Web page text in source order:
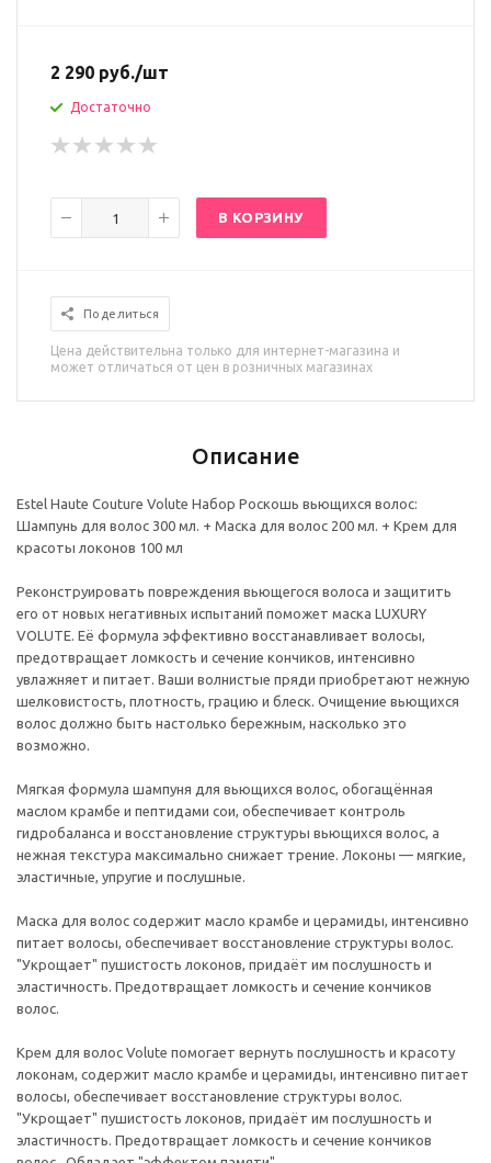
2 290 руб./шт
Достаточно
В КОРЗИНУ
Поделиться
Цена действительна только для интернет-магазина и
может отличаться от цен в розничных магазинах
Описание
Estel Haute Couture Volute Набор Роскошь вьющихся волос:
Шампунь для волос 300 мл. + Маска для волос 200 мл. + Крем для
красоты локонов 100 мл
Реконструировать повреждения вьющегося волоса и защитить
его от новых негативных испытаний поможет маска LUXURY
VOLUTE. Её формула эффективно восстанавливает волосы,
предотвращает ломкость и сечение кончиков, интенсивно
увлажняет и питает. Ваши волнистые пряди приобретают нежную
шелковистость, плотность, грацию и блеск. Очищение вьющихся
волос должно быть настолько бережным, насколько это
возможно.
Мягкая формула шампуня для вьющихся волос, обогащённая
маслом крамбе и пептидами сои, обеспечивает контроль
гидробаланса и восстановление структуры вьющихся волос, а
нежная текстура максимально снижает трение. Локоны — мягкие,
эластичные, упругие и послушные.
Маска для волос содержит масло крамбе и церамиды, интенсивно
питает волосы, обеспечивает восстановление структуры волос.
"Укрощает" пушистость локонов, придаёт им послушность и
эластичность. Предотвращает ломкость и сечение кончиков
волос.
Крем для волос Volute помогает вернуть послушность и красоту
локонам, содержит масло крамбе и церамиды, интенсивно питает
волосы, обеспечивает восстановление структуры волос.
"Укрощает" пушистость локонов, придаёт им послушность и
эластичность. Предотвращает ломкость и сечение кончиков